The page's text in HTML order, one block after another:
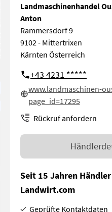
Landmaschinenhandel
Anton
Rammersdorf 9
9102 - Mittertrixen
Kärnten Österreich
+43 4231 *****
www.landmaschinen-
page_id=17295
Rückruf anfordern
Seit 15 Jahren
Landwirt.com
Geprüfte Kontaktdaten